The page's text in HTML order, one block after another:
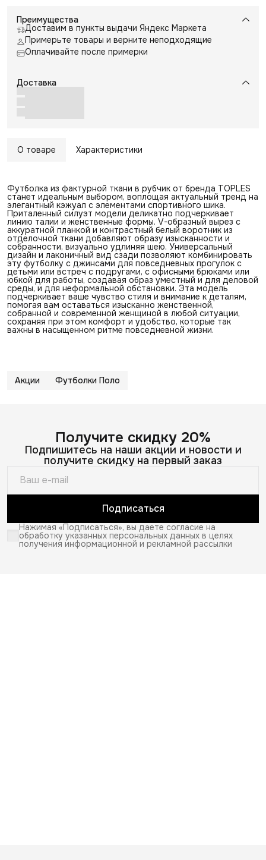
Преимущества
Доставим в пункты выдачи Яндекс Маркета
Примерьте товары и верните неподходящие
Оплачивайте после примерки
Доставка
О товаре Характеристики
Футболка из фактурной ткани в рубчик от бренда TOPLES
станет идеальным выбором, воплощая актуальный тренд на
элегантный кэжуал с элементами спортивного шика.
Приталенный силуэт модели деликатно подчеркивает
линию талии и женственные формы. V-образный вырез с
аккуратной планкой и контрастный белый воротник из
отделочной ткани добавляют образу изысканности и
собранности, визуально удлиняя шею. Универсальный
дизайн и лаконичный вид сзади позволяют комбинировать
эту футболку с джинсами для повседневных прогулок с
детьми или встреч с подругами, с офисными брюками или
юбкой для работы, создавая образ уместный и для деловой
среды, и для неформальной обстановки. Эта модель
подчеркивает ваше чувство стиля и внимание к деталям,
помогая вам оставаться изысканно женственной,
собранной и современной женщиной в любой ситуации,
сохраняя при этом комфорт и удобство, которые так
важны в насыщенном ритме повседневной жизни.
Акции Футболки Поло
Получите скидку 20%
Подпишитесь на наши акции и новости и
получите скидку на первый заказ
Подписаться
Нажимая «Подписаться», вы даете согласие на
обработку указанных персональных данных в целях
получения информационной и рекламной рассылки